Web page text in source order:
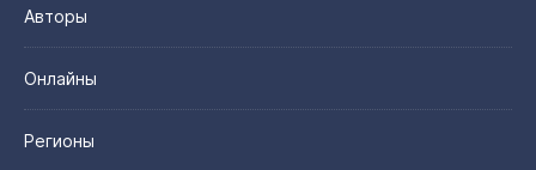
Авторы
Онлайны
Регионы